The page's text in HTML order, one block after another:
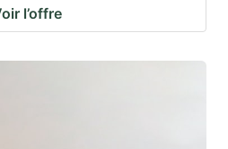
l’offre